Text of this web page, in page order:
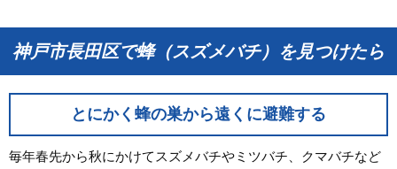
神戸市長田区で蜂（スズメバチ）を見つけたら
とにかく蜂の巣から遠くに避難する
毎年春先から秋にかけてスズメバチやミツバチ、クマバチなど